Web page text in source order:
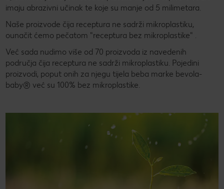
imaju abrazivni učinak te koje su manje od 5 milimetara.
Naše proizvode čija receptura ne sadrži mikroplastiku,
ounačit ćemo pečatom "receptura bez mikroplastike" .
Već sada nudimo više od 70 proizvoda iz navedenih
područja čija receptura ne sadrži mikroplastiku. Pojedini
proizvodi, poput onih za njegu tijela beba marke bevola-
baby® već su 100% bez mikroplastike.